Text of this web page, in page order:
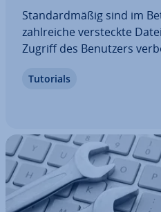
Stan­dard­mä­ßig sind im
zahl­rei­che ver­steck­te
Zugriff des Benutzers
en, die aus gutem Grund
Tutorials